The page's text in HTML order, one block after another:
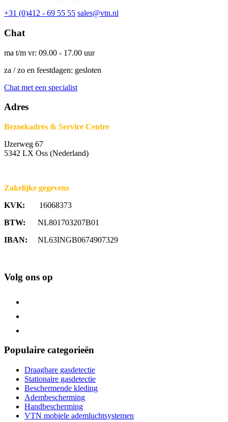
+31 (0)412 - 69 55 55 sales@vtn.nl
Chat
ma t/m vr: 09.00 - 17.00 uur
za / zo en feestdagen: gesloten
Chat met een specialist
Adres
Bezoekadres & Service Centre
IJzerweg 67
5342 LX Oss (Nederland)
Zakelijke gegevens
KVK: 16068373
BTW: NL801703207B01
IBAN: NL63INGB0674907329
Volg ons op
Populaire categorieën
Draagbare gasdetectie
Stationaire gasdetectie
Beschermende kleding
Adembescherming
Handbescherming
VTN mobiele ademluchtsystemen